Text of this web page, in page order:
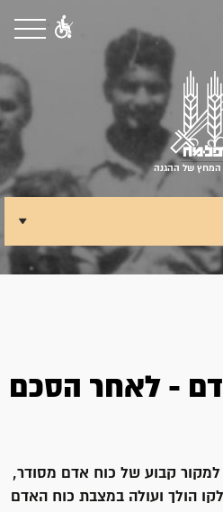
המחץ של ההגנה
- לאחר הסכם
הפלמ”ח למקור קבוע של כוח אדם מסודר,
הולך ועולה במצבת כוח האדם